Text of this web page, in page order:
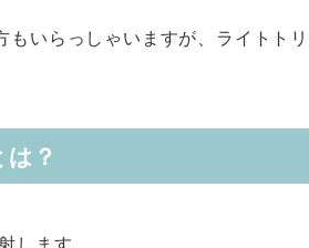
いらっしゃいますが、ライトト
？